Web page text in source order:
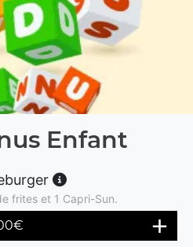
Enfant
frites et 1 Capri-Sun.
€